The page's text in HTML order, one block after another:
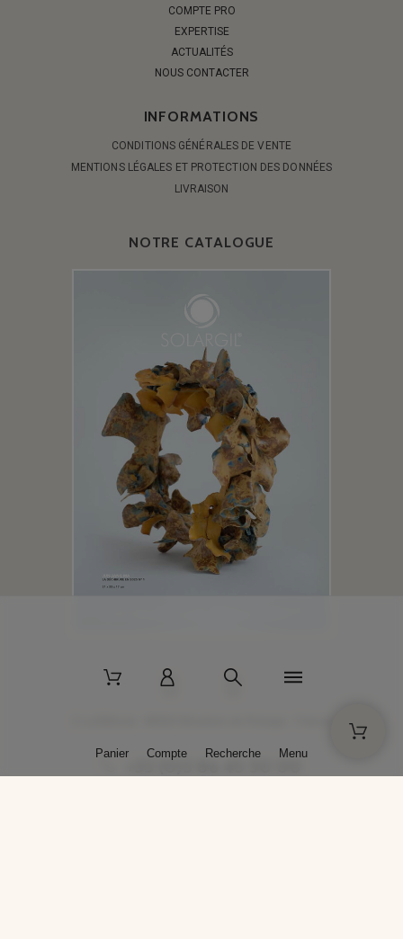
COMPTE PRO
EXPERTISE
ACTUALITÉS
NOUS CONTACTER
INFORMATIONS
CONDITIONS GÉNÉRALES DE VENTE
MENTIONS LÉGALES ET PROTECTION DES DONNÉES
LIVRAISON
NOTRE CATALOGUE
+33 (0)3 86 45 50 00
Panier Compte Recherche Menu